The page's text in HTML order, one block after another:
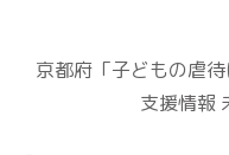
京都府「子どもの虐
支援情報